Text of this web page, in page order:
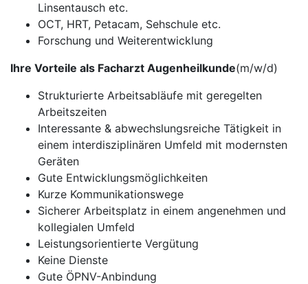
Linsentausch etc.
OCT, HRT, Petacam, Sehschule etc.
Forschung und Weiterentwicklung
Ihre Vorteile als Facharzt Augenheilkunde(m/w/d)
Strukturierte Arbeitsabläufe mit geregelten
Arbeitszeiten
Interessante & abwechslungsreiche Tätigkeit in
einem interdisziplinären Umfeld mit modernsten
Geräten
Gute Entwicklungsmöglichkeiten
Kurze Kommunikationswege
Sicherer Arbeitsplatz in einem angenehmen und
kollegialen Umfeld
Leistungsorientierte Vergütung
Keine Dienste
Gute ÖPNV-Anbindung